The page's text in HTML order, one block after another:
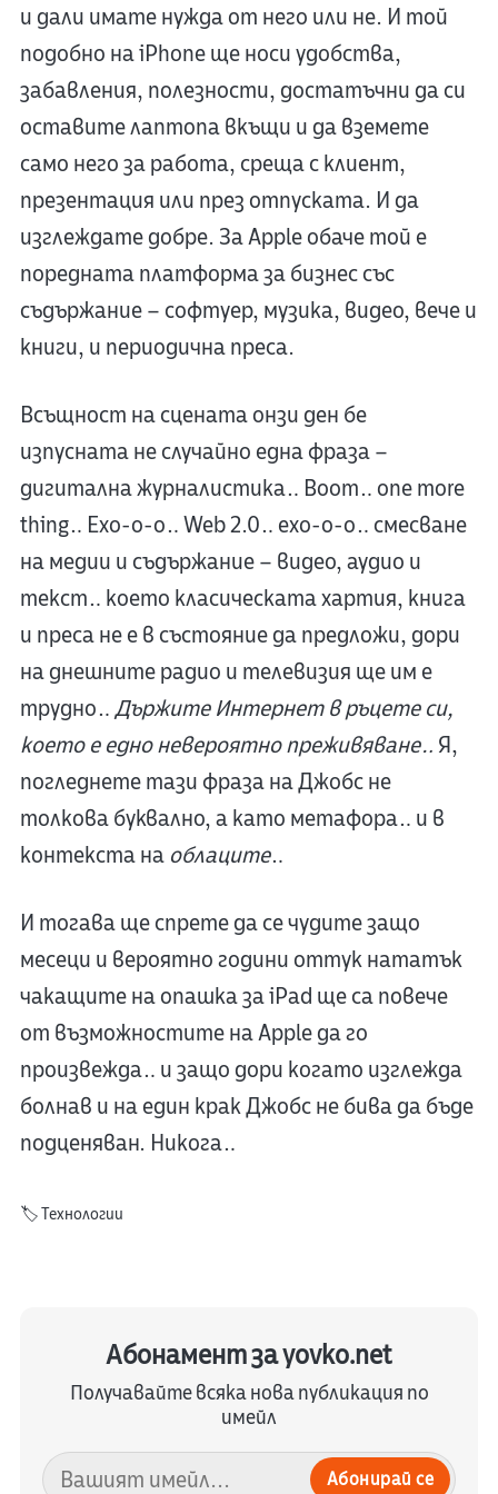
и дали имате нужда от него или не. И той
подобно на iPhone ще носи удобства,
забавления, полезности, достатъчни да си
оставите лаптопа вкъщи и да вземете
само него за работа, среща с клиент,
презентация или през отпуската. И да
изглеждате добре. За Apple обаче той е
поредната платформа за бизнес със
съдържание – софтуер, музика, видео, вече и
книги, и периодична преса.
Всъщност на сцената онзи ден бе
изпусната не случайно една фраза –
дигитална журналистика… Boom… one more
thing… Ехо-о-о… Web 2.0… ехо-о-о… смесване
на медии и съдържание – видео, аудио и
текст… което класическата хартия, книга
и преса не е в състояние да предложи, дори
на днешните радио и телевизия ще им е
трудно…Държите Интернет в ръцете си,
което е едно невероятно преживяване… Я,
погледнете тази фраза на Джобс не
толкова буквално, а като метафора… и в
контекста на облаците…
И тогава ще спрете да се чудите защо
месеци и вероятно години оттук нататък
чакащите на опашка за iPad ще са повече
от възможностите на Apple да го
произвежда… и защо дори когато изглежда
болнав и на един крак Джобс не бива да бъде
подценяван. Никога…
🏷️Технологии
Абонамент за yovko.net
Получавайте всяка нова публикация по
имейл
Абонирай се